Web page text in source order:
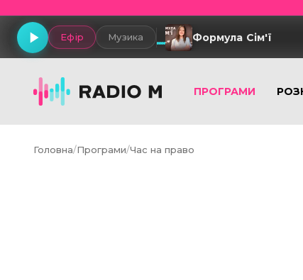
Ефір Музика Формула Сім'ї
ПРОГРАМИ
Головна/Програми/Час на право